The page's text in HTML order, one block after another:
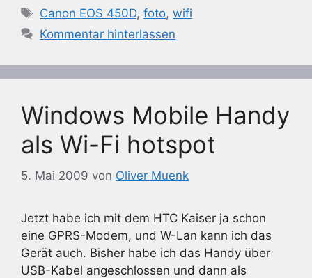
Schlagwörter
Canon EOS 450D,foto,wifi
Kommentar hinterlassen
Windows Mobile Handy
als Wi-Fi hotspot
5. Mai 2009 von Oliver Muenk
Jetzt habe ich mit dem HTC Kaiser ja schon
eine GPRS-Modem, und W-Lan kann ich das
Gerät auch. Bisher habe ich das Handy über
USB-Kabel angeschlossen und dann als